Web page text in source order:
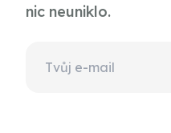
nic neuniklo.